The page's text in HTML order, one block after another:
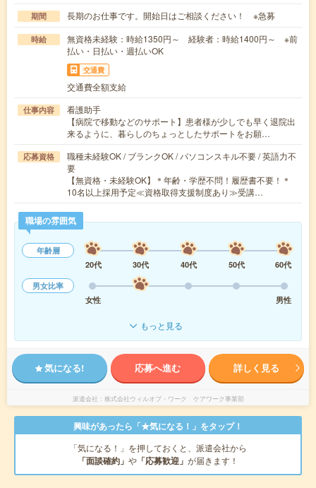
期間 長期のお仕事です。開始日はご相談ください！ ※急募
時給
無資格未経験：時給1350円～ 経験者：時給1400円～ ※前
払い・日払い・週払いOK
交通費
交通費全額支給
仕事内容
看護助手
【病院で移動などのサポート】患者様が少しでも早く退院出
来るように、暮らしのちょっとしたサポートをお願…
応募資格
職種未経験OK / ブランクOK / パソコンスキル不要 / 英語力不
要
【無資格・未経験OK】＊年齢・学歴不問！履歴書不要！＊
10名以上採用予定≪資格取得支援制度あり≫受講…
職場の雰囲気
年齢層
20代
30代 40代 50代
60代
男女比率
女性
男性
もっと見る
気になる! 応募へ進む 詳しく見る
派遣会社 株式会社ウィルオブ・ワーク ケアワーク事業部
興味があったら「★気になる！」をタップ！
「気になる！」を押しておくと、派遣会社から
「面談確約」 や 「応募歓迎」 が届きます！